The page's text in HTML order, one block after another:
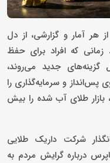
هر آمار و گزارشی، از دل
که افراد برای حفظ
گزینه‌های جدید می‌روند،
و سرمایه‌گذاری را
بازار طلای آب‌ شده را بیش
شرکت داریک طلایی
درباره گرایش مردم به